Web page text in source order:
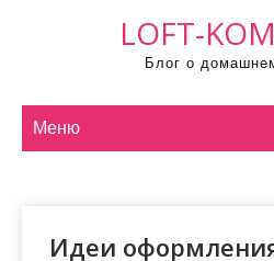
LOFT-
Блог о
Меню
Идеи